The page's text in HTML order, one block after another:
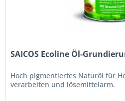
SAICOS Ecoline Öl-
Hoch pigmentiertes Naturöl für
verarbeiten und lösemittelarm.